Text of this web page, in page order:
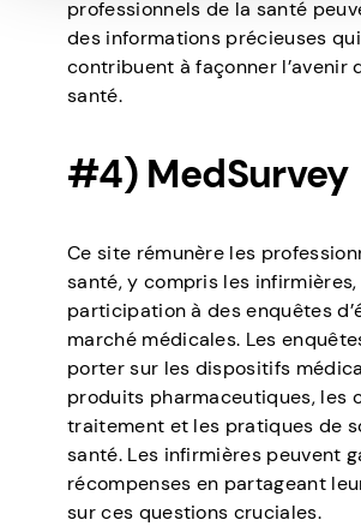
professionnels de la santé
des informations précieuses qui
contribuent à façonner l’avenir
santé.
#4) MedSurvey
Ce site rémunère les
santé, y compris les
participation à des enquêtes
marché médicales. Les
porter sur les dispositifs
produits pharmaceutiques, les
traitement et les pratiques de
santé. Les infirmières peuvent
récompenses en partageant
sur ces questions cruciales.